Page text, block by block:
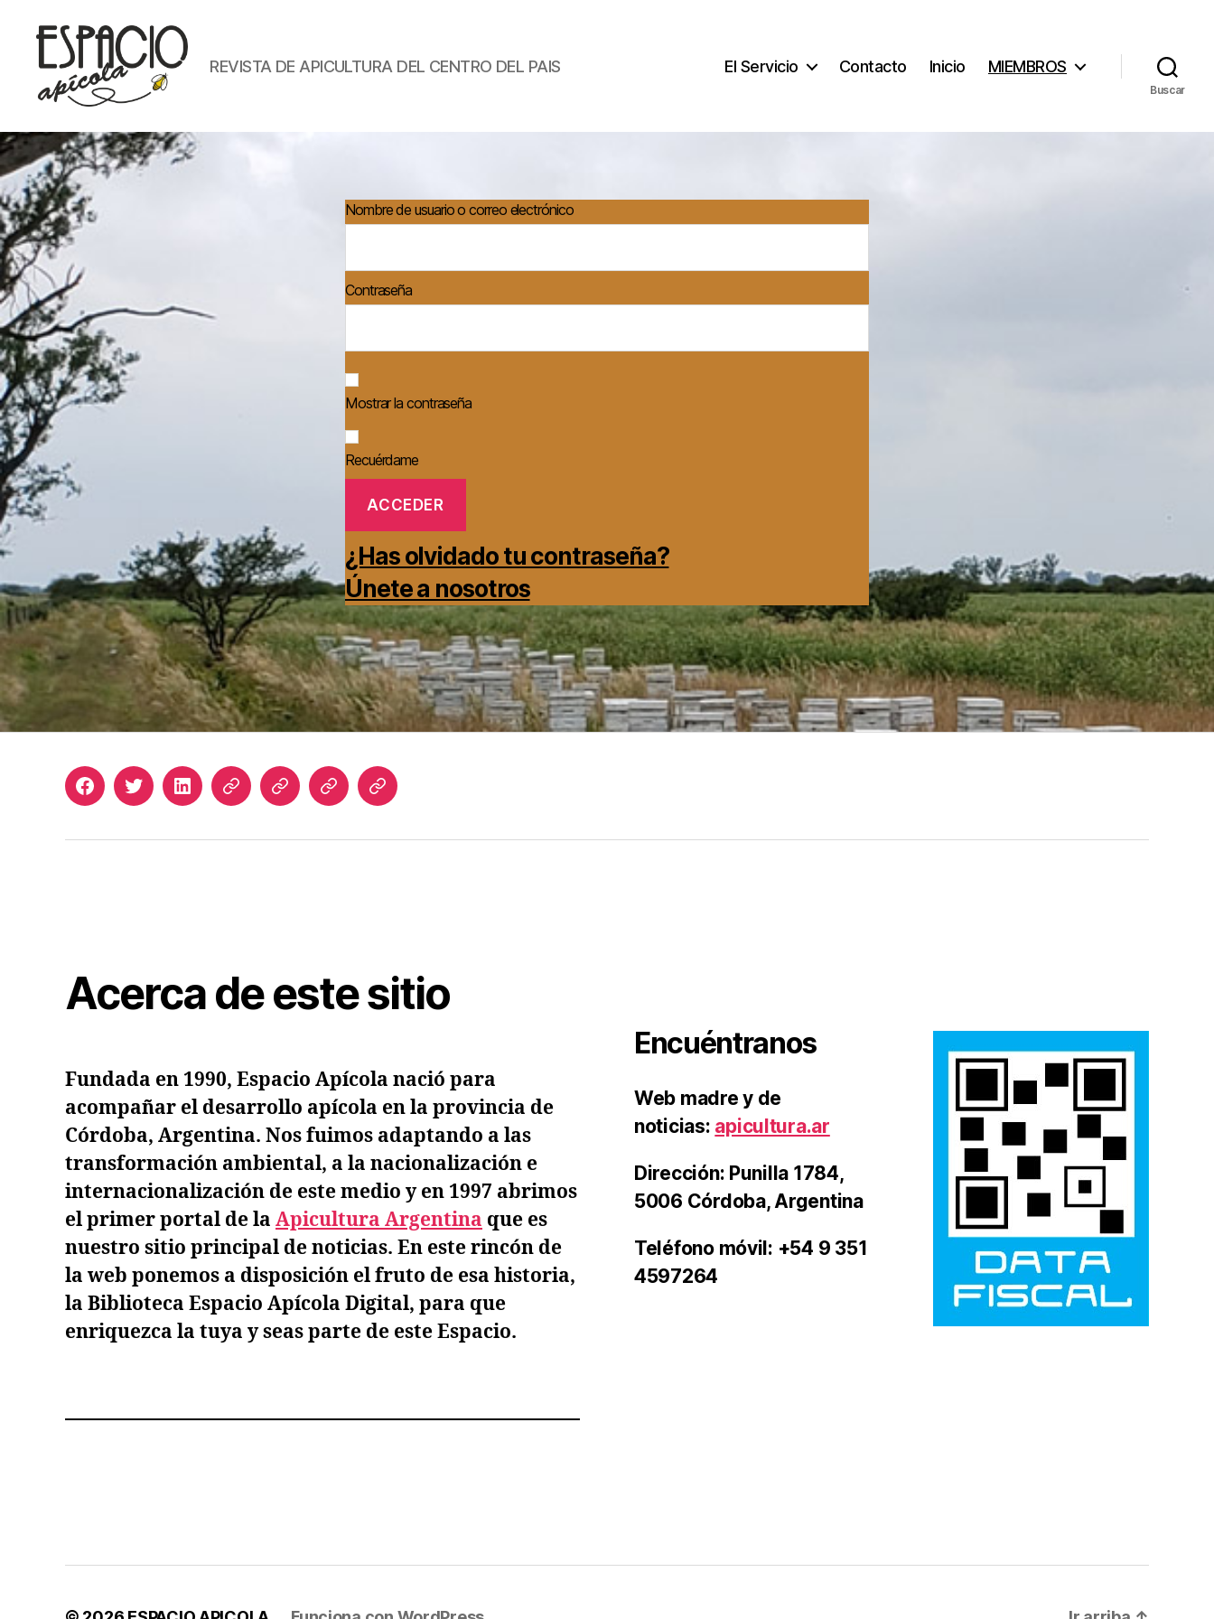
APICOLA
REVISTA DE APICULTURA DEL CENTRO DEL PAIS El Servicio Contacto Inicio MIEMBROS
Buscar
Nombre de usuario o correo electrónico
Contraseña
Mostrar la contraseña
Recuérdame
¿Has olvidado tu contraseña?
Únete a nosotros
FacebookTwitterLinkedInApicultura
Join
Acceso
Suscriptores
Biblioteca
de
Acerca de este sitio
Fundada en 1990, Espacio Apícola nació para
acompañar el desarrollo apícola en la provincia de
Córdoba, Argentina. Nos fuimos adaptando a las
transformación ambiental, a la nacionalización e
internacionalización de este medio y en 1997 abrimos
el primer portal de la Apicultura Argentina que es
nuestro sitio principal de noticias. En este rincón de
la web ponemos a disposición el fruto de esa historia,
la Biblioteca Espacio Apícola Digital, para que
enriquezca la tuya y seas parte de este Espacio.
Encuéntranos
Web madre y de
noticias: apicultura.ar
Dirección: Punilla 1784,
5006 Córdoba, Argentina
Teléfono móvil : +54 9 351
4597264